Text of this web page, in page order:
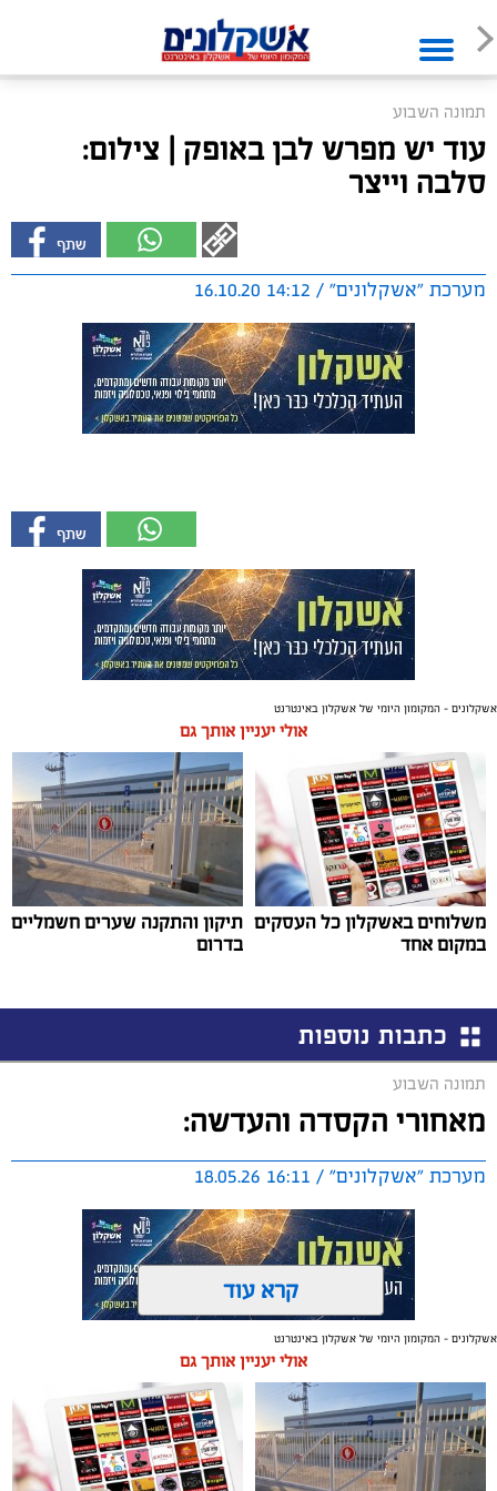
תמונה השבוע
עוד יש מפרש לבן באופק | צילום:
סלבה וייצר
מערכת "אשקלונים" / 14:12 16.10.20
אשקלונים - המקומון היומי של אשקלון באינטרנט
אולי יעניין אותך גם
משלוחים באשקלון כל העסקים
במקום אחד
תיקון והתקנה שערים חשמליים
בדרום
כתבות נוספות
תמונה השבוע
מאחורי הקסדה והעדשה:
מערכת "אשקלונים" / 16:11 18.05.26
תגים:צילום דוקומנטרי
גאווה מקומית: סגן במיל׳ דודי ימין, בן 44 מאשקלון, נשוי
לאושרה ואב לשלושה, נבחר למצטיין מח״ט חילוץ בעקבות
תרומתו המשמעותית לגדוד רם במהלך המלחמה.
קרא עוד
אשקלונים - המקומון היומי של אשקלון באינטרנט
אולי יעניין אותך גם